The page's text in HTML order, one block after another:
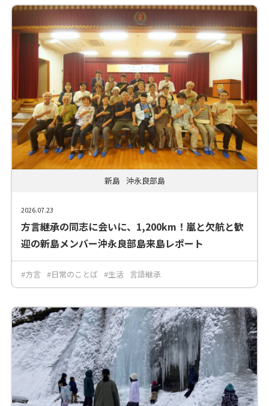
新島 沖永良部島
2026.07.23
方言継承の同志に会いに、1,200km！嵐と欠航と歓
迎の新島メンバー沖永良部島来島レポート
#方言 #日常のことば #生活 言語継承